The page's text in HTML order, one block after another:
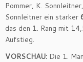
Pommer, K.
Sonnleitner ein starker
das den 1. Rang mit
Aufstieg.
VORSCHAU: Die 1.